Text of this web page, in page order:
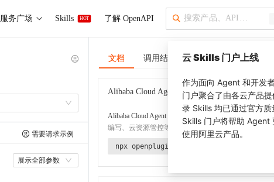
服务广场 Skills HOT 了解 OpenAPI
需要请求示例
展示全部参数
文档 调用结果 SDK 示例 CLI 示
Alibaba Cloud Agent Toolkit 了解更多
Alibaba Cloud Agent Toolkit
提供 Agent 插件、技能、
编写、云资源管控等能力。通过 alibabacloud-agent-
npx openplugin aliyun/alibabacloud-
云 Skills 门户上线
作为面向 Agent 和开发
门户聚合了由各云产品
录 Skills 均已通过官方
Skills 门户将帮助 Agent
使用阿里云产品。